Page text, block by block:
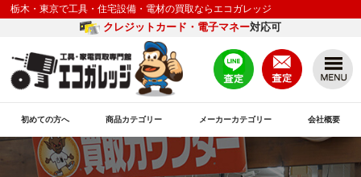
栃木・東京で工具・住宅設備・電材の買取ならエコガレッジ
クレジットカード・電子マネー対応可
初めての方へ 商品カテゴリー メーカーカテゴリー 会社概要